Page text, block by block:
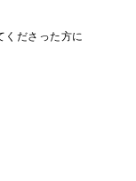
くださった方に